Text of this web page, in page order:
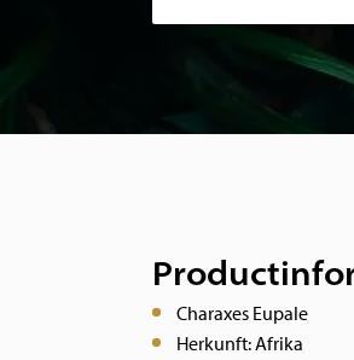
Charaxes Eupale
Herkunft: Afrika